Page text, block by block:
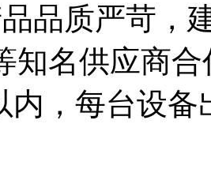
品质严苛，
知名供应商
内，每台设